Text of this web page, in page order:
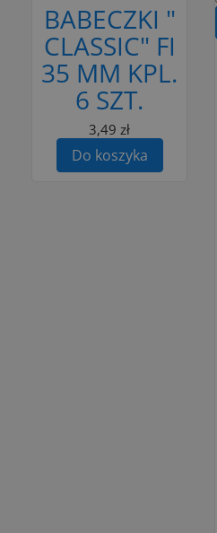
BABECZKI "
CLASSIC" FI
35 MM KPL.
6 SZT.
3,49 zł
Do koszyka